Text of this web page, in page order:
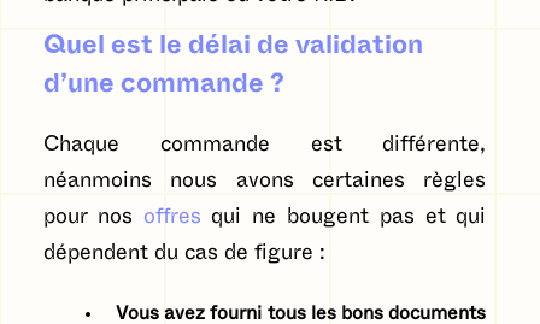
Quel est le délai de validation
d’une commande ?
Chaque commande est différente,
néanmoins nous avons certaines règles
pour nos offres qui ne bougent pas et qui
dépendent du cas de figure :
Vous avez fourni tous les bons documents